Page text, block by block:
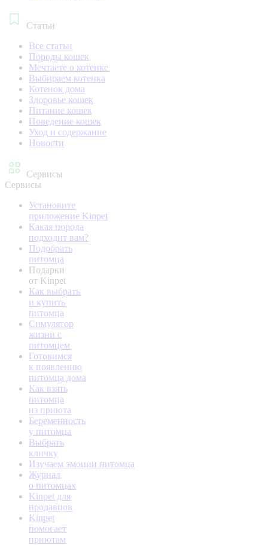
Статьи
Все статьи
Породы кошек
Мечтаете о котенке
Выбираем котенка
Котенок дома
Здоровье кошек
Питание кошек
Поведение кошек
Уход и содержание
Новости
Сервисы
Сервисы
Установите
приложение Kinpet
Какая порода
подходит вам?
Подобрать
питомца
Подарки
от Kinpet
Как выбрать
и купить
питомца
Симулятор
жизни с
питомцем
Готовимся
к появлению
питомца дома
Как взять
питомца
из приюта
Беременность
у питомца
Выбрать
кличку
Изучаем эмоции питомца
Журнал
о питомцах
Kinpet для
продавцов
Kinpet
помогает
приютам